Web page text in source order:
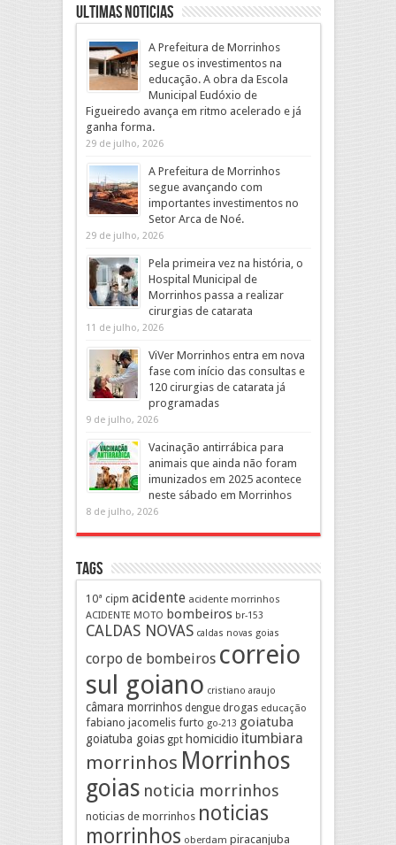
Ultimas Noticias
A Prefeitura de Morrinhos
segue os investimentos na
educação. A obra da Escola
Municipal Eudóxio de
Figueiredo avança em ritmo acelerado e já
ganha forma.
29 de julho, 2026
A Prefeitura de Morrinhos
segue avançando com
importantes investimentos no
Setor Arca de Noé.
29 de julho, 2026
Pela primeira vez na história, o
Hospital Municipal de
Morrinhos passa a realizar
cirurgias de catarata
11 de julho, 2026
ViVer Morrinhos entra em nova
fase com início das consultas e
120 cirurgias de catarata já
programadas
9 de julho, 2026
Vacinação antirrábica para
animais que ainda não foram
imunizados em 2025 acontece
neste sábado em Morrinhos
8 de julho, 2026
Tags
10ª cipm acidente acidente morrinhos
ACIDENTE MOTO bombeiros br-153
CALDAS NOVAS caldas novas goias
corpo de bombeiros correio
sul goiano cristiano araujo
câmara morrinhos dengue drogas educação
fabiano jacomelis furto go-213 goiatuba
goiatuba goias gpt homicidio itumbiara
morrinhos Morrinhos
goias noticia morrinhos
noticias de morrinhos noticias
morrinhos oberdam piracanjuba